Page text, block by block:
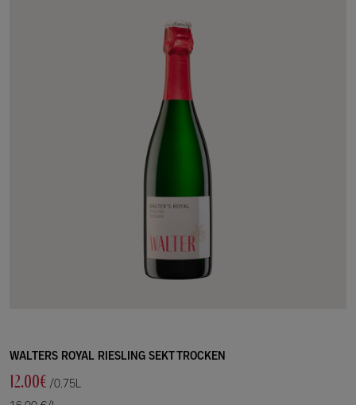
WALTERS ROYAL RIESLING SEKT TROCKEN
12.00€ /0.75L